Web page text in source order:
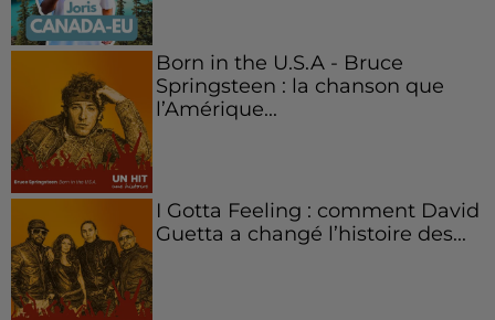
Born in the U.S.A - Bruce
Springsteen : la chanson que
l’Amérique...
I Gotta Feeling : comment David
Guetta a changé l’histoire des...